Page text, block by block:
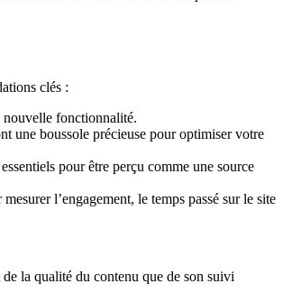
clés :
nouvelle fonctionnalité.
une boussole précieuse pour optimiser votre
pour être perçu comme une source
mesurer l’engagement, le temps passé sur le site
de la qualité du contenu que de son suivi